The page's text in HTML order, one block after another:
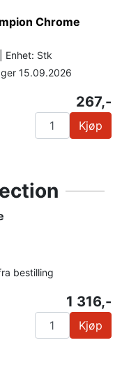
Chrome
Enhet: Stk
15.09.2026
267,-
Kjøp
bestilling
1 316,-
Kjøp